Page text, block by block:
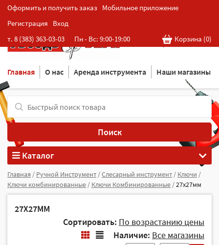
Оформить и получить заказ Мобильное приложение
Регистрация
Вход
т. 8 (383) 363-03-03
Пн - Вс: 9:00-19:00 Корзина (0)
Розничная cеть магазинов
в Новосибирске
Главная О нас Аренда инструмента Наши магазины
Поиск
Каталог
Главная / Ручной Инструмент /Слесарный инструмент / Ключи /
Ключи комбинированные / Ключи Комбинированные /27х27мм
27Х27ММ
Сортировать: По возрастанию цены
Наличие: Все магазины